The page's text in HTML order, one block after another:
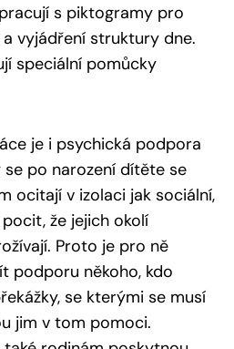
s piktogramy pro
vyjádření struktury dne.
speciální pomůcky
je i psychická podpora
po narození dítěte se
ocitají v izolaci jak sociální,
že jejich okolí
Proto je pro ně
podporu někoho, kdo
se kterými se musí
jim v tom pomoci.